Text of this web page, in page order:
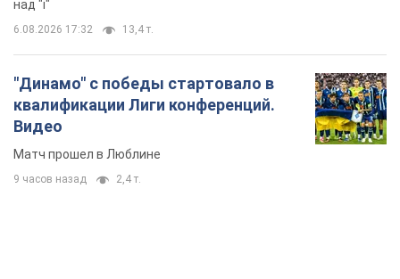
над "i"
6.08.2026 17:32 13,4 т.
"Динамо" с победы стартовало в
квалификации Лиги конференций.
Видео
Матч прошел в Люблине
9 часов назад 2,4 т.